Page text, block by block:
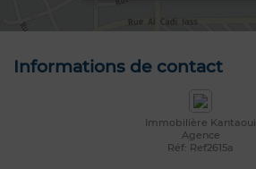
Informations de contact
Immobilière Kantaoui
Agence
Réf: Ref2615a